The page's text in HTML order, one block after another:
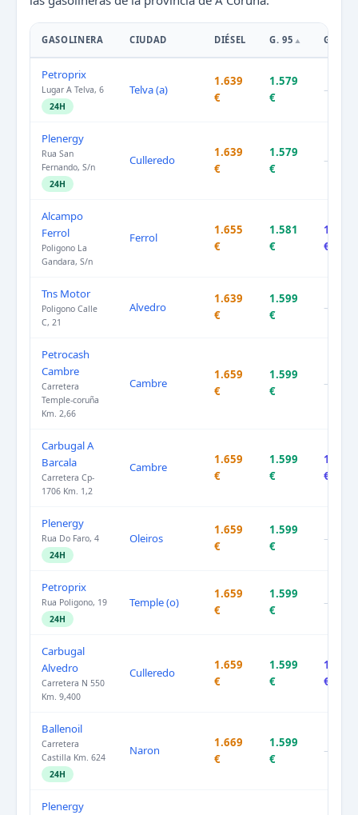
GASOLINERA CIUDAD DIÉSEL G. 95 G. 98
Petroprix
Lugar A Telva, 6
24H
Telva (a)
1.639
€
1.579
€
–
Plenergy
Rua San
Fernando, S/n
24H
Culleredo
1.639
€
1.579
€
–
Alcampo
Ferrol
Poligono La
Gandara, S/n
Ferrol
1.655
€
1.581
€
1.739
€
Tns Motor
Poligono Calle
C, 21
Alvedro
1.639
€
1.599
€
–
Petrocash
Cambre
Carretera
Temple-coruña
Km. 2,66
Cambre
1.659
€
1.599
€
–
Carbugal A
Barcala
Carretera Cp-
1706 Km. 1,2
Cambre
1.659
€
1.599
€
1.779
€
Plenergy
Rua Do Faro, 4
24H
Oleiros
1.659
€
1.599
€
–
Petroprix
Rua Poligono, 19
24H
Temple (o)
1.659
€
1.599
€
–
Carbugal
Alvedro
Carretera N 550
Km. 9,400
Culleredo
1.659
€
1.599
€
1.779
€
Ballenoil
Carretera
Castilla Km. 624
24H
Naron
1.669
€
1.599
€
–
Plenergy